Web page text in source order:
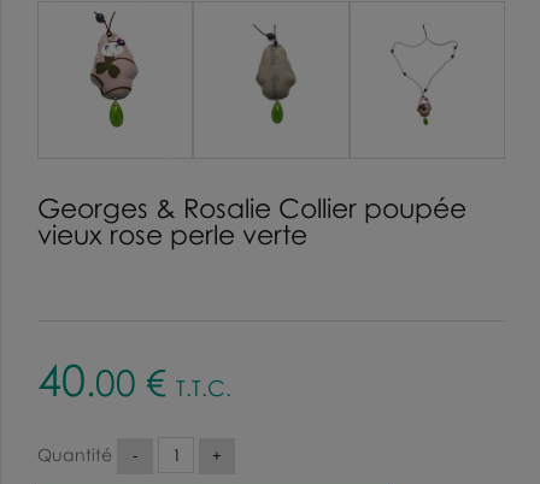
Georges & Rosalie Collier poupée
vieux rose perle verte
40.00 € T.T.C.
Quantité